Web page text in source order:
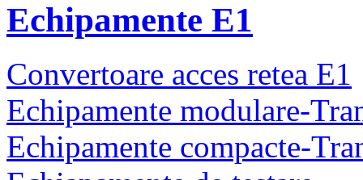
Echipamente E1
Convertoare acces retea E1
Echipamente modulare-
Echipamente compacte-